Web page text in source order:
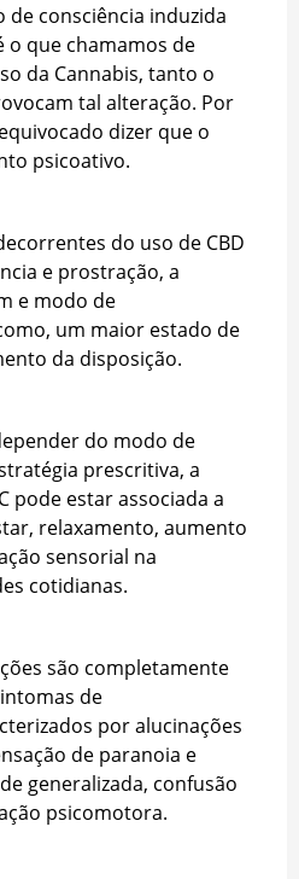
de consciência induzida
o que chamamos de
da Cannabis, tanto o
tal alteração. Por
dizer que o
psicoativo.
do uso de CBD
e prostração, a
e modo de
um maior estado de
da disposição.
do modo de
prescritiva, a
pode estar associada a
relaxamento, aumento
sensorial na
cotidianas.
são completamente
de
por alucinações
de paranoia e
generalizada, confusão
psicomotora.